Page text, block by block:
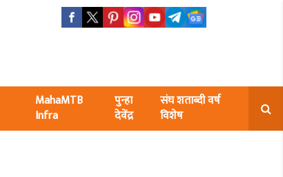
MahaMTB
Infra
पुन्हा
देवेंद्र
संघ शताब्दी वर्ष
विशेष